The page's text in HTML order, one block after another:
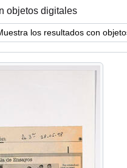
objetos digitales
los resultados con